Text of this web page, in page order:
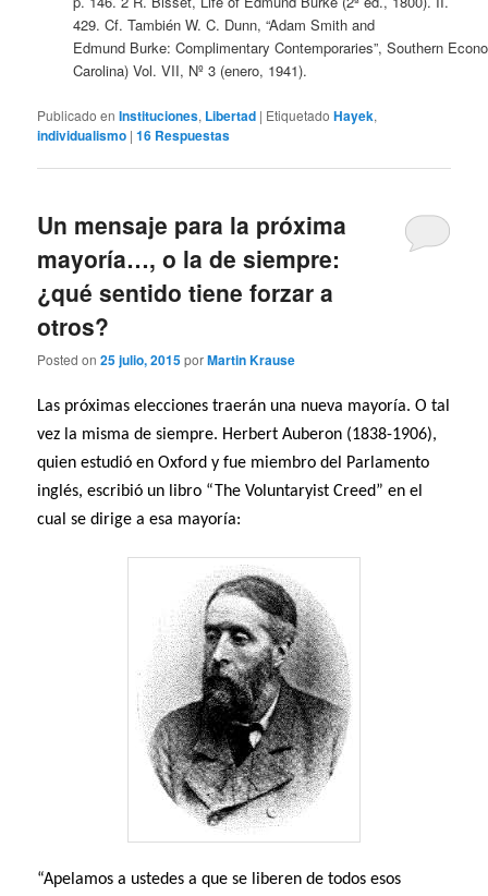
429. Cf. También W. C. Dunn, “Adam Smith and
Edmund Burke: Complimentary Contemporaries”, Southern
Carolina) Vol. VII, Nº3 (enero, 1941).
Publicado en Instituciones, Libertad | Etiquetado Hayek,
individualismo |16 Respuestas
Un mensaje para la próxima
mayoría…, o la de siempre:
¿qué sentido tiene forzar a
otros?
Posted on25 julio, 2015porMartin Krause
Las próximas elecciones traerán una nueva mayoría. O tal
vez la misma de siempre. Herbert Auberon (1838-1906),
quien estudió en Oxford y fue miembro del Parlamento
inglés, escribió un libro “The Voluntaryist Creed” en el
cual se dirige a esa mayoría:
“Apelamos a ustedes a que se liberen de todos esos